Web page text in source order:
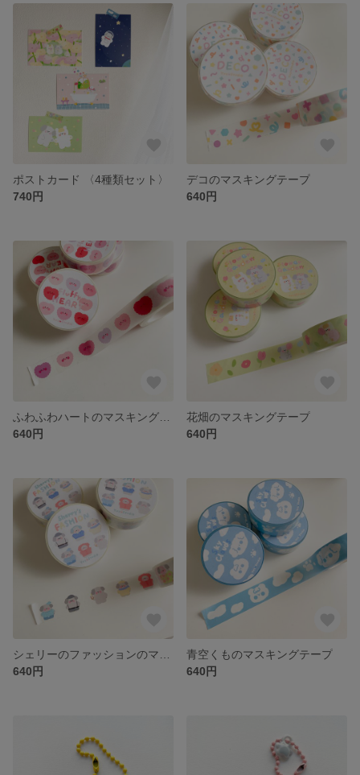
ポストカード 〈4種類セット〉
740円
デコのマスキングテープ
640円
640円
花畑のマスキングテープ
640円
640円
青空くものマスキングテープ
640円